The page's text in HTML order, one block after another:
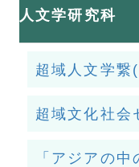
人文学研究科
超域人文学繋
超域文化社会
「アジアの